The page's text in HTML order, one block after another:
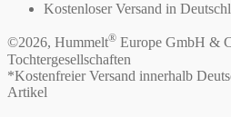
Kostenloser Versand in
©2026, Hummelt® Europe GmbH &
Tochtergesellschaften
*Kostenfreier Versand innerhalb
Artikel